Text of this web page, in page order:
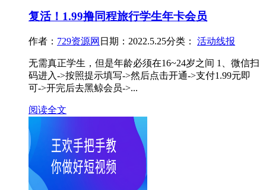
复活！1.99撸同程旅行学生年卡会员
作者： 729资源网 日期：2022.5.25分类： 活动线报
无需真正学生，但是年龄必须在16~24岁之间 1、微信扫
码进入->按照提示填写->然后点击开通->支付1.99元即
可->开完后去黑鲸会员->...
阅读全文